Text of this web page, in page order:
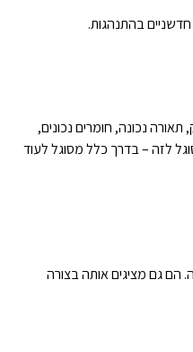
בהתנהגות.
נכונה, חומרים נכונים,
לזה – בדרך כלל מסוגל לעוד
הם גם מציגים אותה בצורה